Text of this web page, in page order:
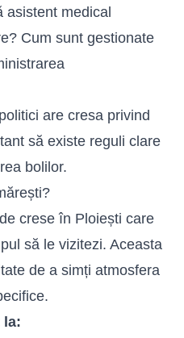
asistent medical
Cum sunt gestionate
are cresa privind
să existe reguli clare
bolilor.
crese în Ploiești care
să le vizitezi. Aceasta
de a simți atmosfera
la: